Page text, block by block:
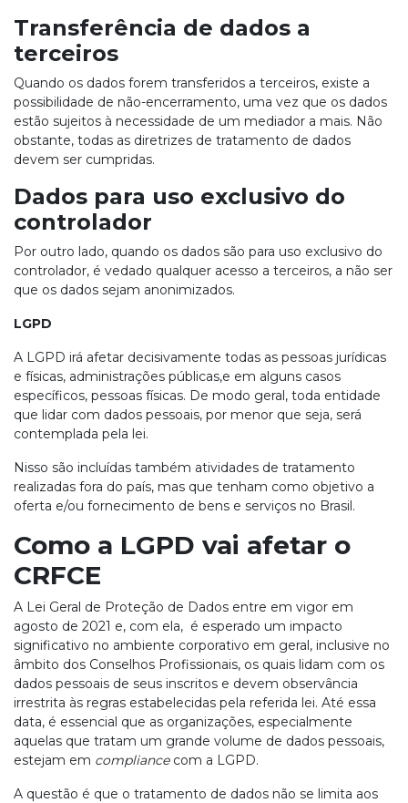
Transferência de dados a
terceiros
Quando os dados forem transferidos a terceiros, existe a
possibilidade de não-encerramento, uma vez que os dados
estão sujeitos à necessidade de um mediador a mais. Não
obstante, todas as diretrizes de tratamento de dados
devem ser cumpridas.
Dados para uso exclusivo do
controlador
Por outro lado, quando os dados são para uso exclusivo do
controlador, é vedado qualquer acesso a terceiros, a não ser
que os dados sejam anonimizados.
LGPD
A LGPD irá afetar decisivamente todas as pessoas jurídicas
e físicas, administrações públicas,e em alguns casos
específicos, pessoas físicas. De modo geral, toda entidade
que lidar com dados pessoais, por menor que seja, será
contemplada pela lei.
Nisso são incluídas também atividades de tratamento
realizadas fora do país, mas que tenham como objetivo a
oferta e/ou fornecimento de bens e serviços no Brasil.
Como a LGPD vai afetar o
CRFCE
A Lei Geral de Proteção de Dados entre em vigor em
agosto de 2021 e, com ela, é esperado um impacto
significativo no ambiente corporativo em geral, inclusive no
âmbito dos Conselhos Profissionais, os quais lidam com os
dados pessoais de seus inscritos e devem observância
irrestrita às regras estabelecidas pela referida lei. Até essa
data, é essencial que as organizações, especialmente
aquelas que tratam um grande volume de dados pessoais,
estejam em compliancecom a LGPD.
A questão é que o tratamento de dados não se limita aos